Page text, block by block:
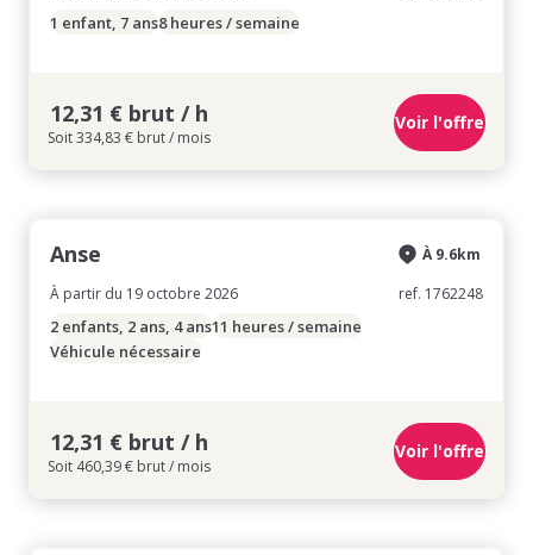
1 enfant, 7 ans8 heures / semaine
12,31 € brut / h
Soit 334,83 € brut / mois
Voir l'offre
Anse
À partir du 19 octobre 2026
À 9.6km
ref. 1762248
2 enfants, 2 ans, 4 ans11 heures / semaine
Véhicule nécessaire
12,31 € brut / h
Soit 460,39 € brut / mois
Voir l'offre